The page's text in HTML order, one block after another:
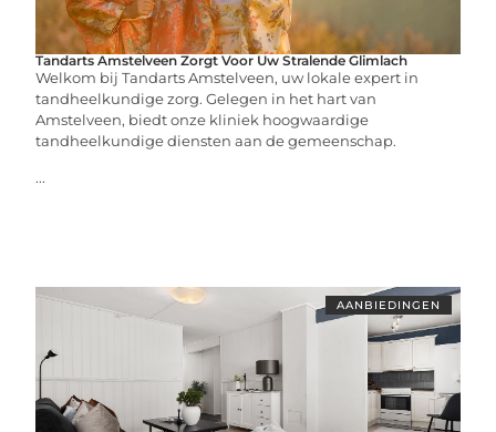
Tandarts Amstelveen Zorgt Voor Uw Stralende Glimlach
Welkom bij Tandarts Amstelveen, uw lokale expert in
tandheelkundige zorg. Gelegen in het hart van
Amstelveen, biedt onze kliniek hoogwaardige
tandheelkundige diensten aan de gemeenschap.
...
AANBIEDINGEN